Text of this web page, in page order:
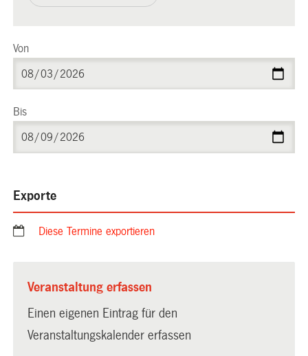
Von
Bis
Exporte
Diese Termine exportieren
Veranstaltung erfassen
Einen eigenen Eintrag für den
Veranstaltungskalender erfassen